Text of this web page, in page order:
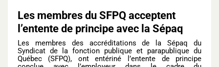
Les membres du SFPQ acceptent
l’entente de principe avec la Sépaq
Les membres des accréditations de la Sépaq du
Syndicat de la fonction publique et parapublique du
Québec (SFPQ), ont entériné l’entente de principe